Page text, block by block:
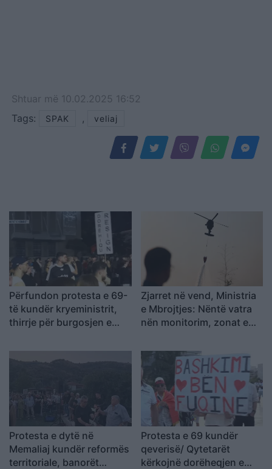
Shtuar më 10.02.2025 16:52
Tags:
SPAK , veliaj
Përfundon protesta e 69-
të kundër kryeministrit,
thirrje për burgosjen e
“Nesër do të jemi më
shumë, nuk ndalemi”
Zjarret në vend, Ministria
e Mbrojtjes: Nëntë vatra
nën monitorim, zonat e
Protesta e dytë në
Memaliaj kundër reformës
territoriale, banorët
Protesta e 69 kundër
qeverisë/ Qytetarët
kërkojnë dorëheqjen e